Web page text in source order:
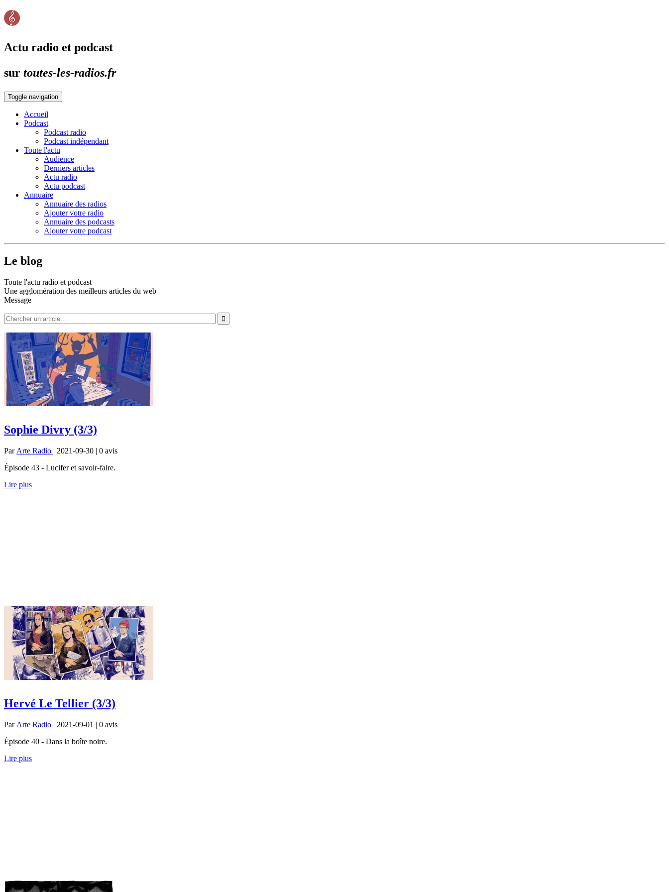
Actu radio et podcast
sur toutes-les-radios.fr
Toggle navigation
Accueil
Podcast
Podcast radio
Podcast indépendant
Toute l'actu
Audience
Derniers articles
Actu radio
Actu podcast
Annuaire
Annuaire des radios
Ajouter votre radio
Annuaire des podcasts
Ajouter votre podcast
Le blog
Toute l'actu radio et podcast
Une agglomération des meilleurs articles du web
Message
Sophie Divry (3/3)
Par Arte Radio | 2021-09-30 | 0 avis
Épisode 43 - Lucifer et savoir-faire.
Lire plus
Hervé Le Tellier (3/3)
Par Arte Radio | 2021-09-01 | 0 avis
Épisode 40 - Dans la boîte noire.
Lire plus